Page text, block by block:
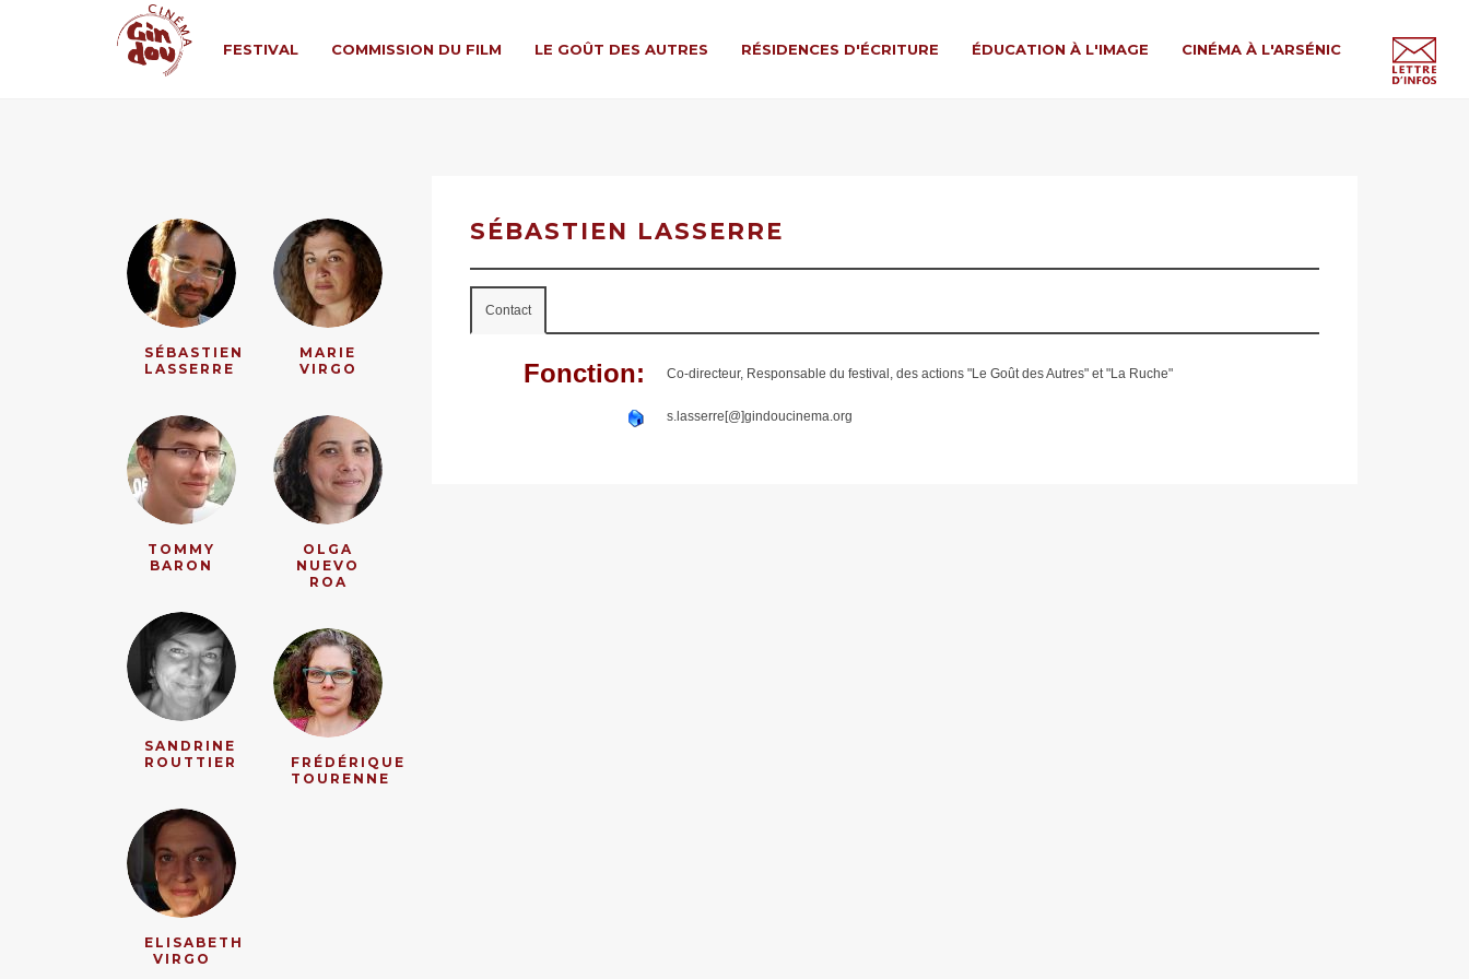
FESTIVAL COMMISSION DU FILM LE GOÛT DES AUTRES RÉSIDENCES D'ÉCRITURE ÉDUCATION À L'IMAGE CINÉMA À L'ARSÉNIC
SÉBASTIEN LASSERRE
Contact
Fonction: Co-directeur, Responsable du festival, des actions "Le Goût des Autres" et "La Ruche"
s.lasserre[@]gindoucinema.org
SÉBASTIEN
LASSERRE
MARIE
VIRGO
TOMMY
BARON
OLGA
NUEVO
ROA
SANDRINE
ROUTTIER
FRÉDÉRIQUE
TOURENNE
ELISABETH
VIRGO